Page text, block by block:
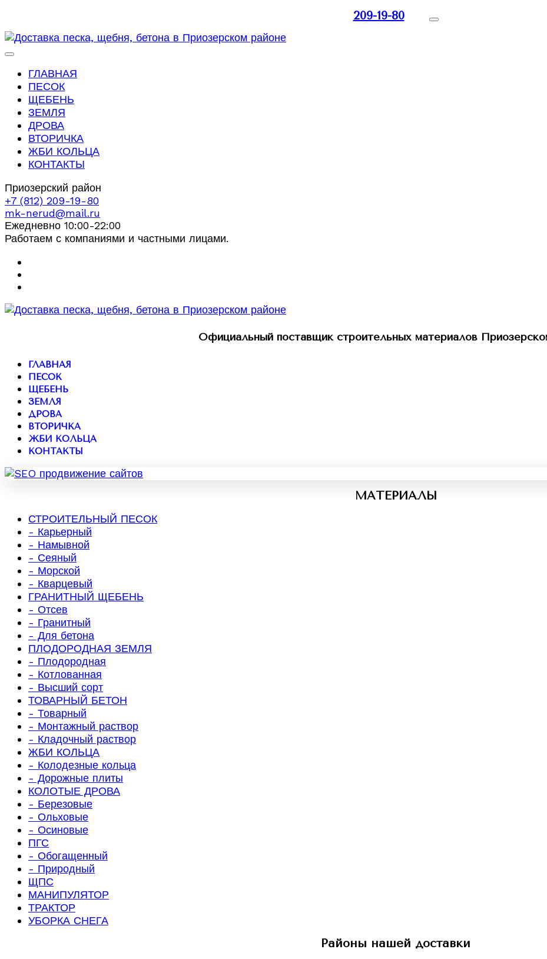
209-19-80
ГЛАВНАЯ
ПЕСОК
ЩЕБЕНЬ
ЗЕМЛЯ
ДРОВА
ВТОРИЧКА
ЖБИ КОЛЬЦА
КОНТАКТЫ
Приозерский район
+7 (812) 209-19-80
mk-nerud@mail.ru
Ежедневно 10:00-22:00
Работаем с компаниями и частными лицами.
Официальный поставщик строительных материалов
ГЛАВНАЯ
ПЕСОК
ЩЕБЕНЬ
ЗЕМЛЯ
ДРОВА
ВТОРИЧКА
ЖБИ КОЛЬЦА
КОНТАКТЫ
МАТЕРИАЛЫ
СТРОИТЕЛЬНЫЙ ПЕСОК
- Карьерный
- Намывной
- Сеяный
- Морской
- Кварцевый
ГРАНИТНЫЙ ЩЕБЕНЬ
- Отсев
- Гранитный
- Для бетона
ПЛОДОРОДНАЯ ЗЕМЛЯ
- Плодородная
- Котлованная
- Высший сорт
ТОВАРНЫЙ БЕТОН
- Товарный
- Монтажный раствор
- Кладочный раствор
ЖБИ КОЛЬЦА
- Колодезные кольца
- Дорожные плиты
КОЛОТЫЕ ДРОВА
- Березовые
- Ольховые
- Осиновые
ПГС
- Обогащенный
- Природный
ЩПС
МАНИПУЛЯТОР
ТРАКТОР
УБОРКА СНЕГА
Районы нашей доставки